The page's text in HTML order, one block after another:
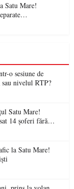
o sesiune de
nivelul RTP?
Satu Mare!
14 șoferi fără
la Satu Mare!